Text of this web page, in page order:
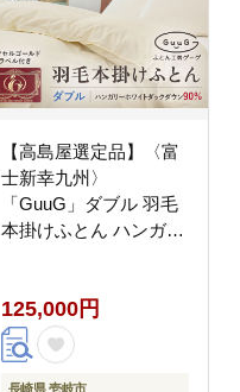
【高島屋選定品】〈富
士新幸九州〉
「GuuG」ダブル 羽毛
本掛けふとん ハンガリ
布団 本掛け [JFJ051]
羽毛布団 100000
100000円 10万円
125,000円
長崎県 壱岐市